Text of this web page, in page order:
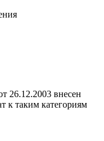
26.12.2003 внесен
к таким категориям